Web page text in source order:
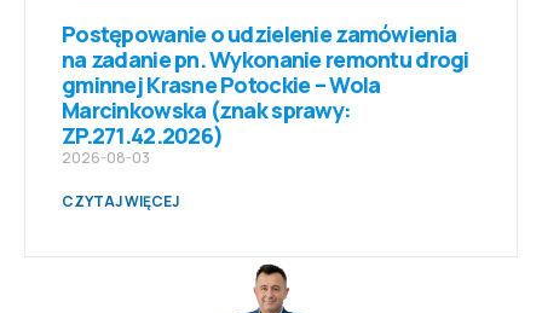
Postępowanie o udzielenie zamówienia
na zadanie pn. Wykonanie remontu drogi
gminnej Krasne Potockie – Wola
Marcinkowska (znak sprawy:
ZP.271.42.2026)
2026-08-03
CZYTAJ WIĘCEJ